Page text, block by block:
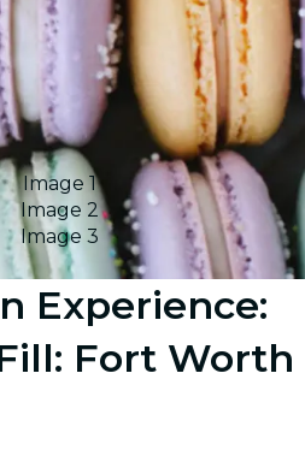
Image 1
Image 2
Image 3
Experience:
Fort Worth